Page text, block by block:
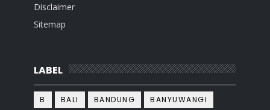
Disclaimer
Sitemap
LABEL
B BALI BANDUNG
BANYUWANGI